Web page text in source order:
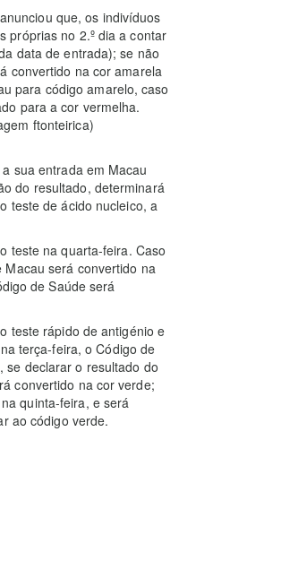
que, os indivíduos
próprias no 2.º dia a contar
data de entrada); se não
convertido na cor amarela
para código amarelo, caso
para a cor vermelha.
ftonteirica)
sua entrada em Macau
do resultado, determinará
teste de ácido nucleico, a
teste na quarta-feira. Caso
será convertido na
de Saúde será
teste rápido de antigénio e
terça-feira, o Código de
se declarar o resultado do
convertido na cor verde;
quinta-feira, e será
ao código verde.